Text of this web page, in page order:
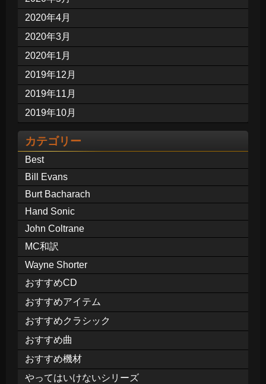
2020年4月
2020年3月
2020年1月
2019年12月
2019年11月
2019年10月
カテゴリー
Best
Bill Evans
Burt Bacharach
Hand Sonic
John Coltrane
MC和訳
Wayne Shorter
おすすめCD
おすすめアイテム
おすすめクラシック
おすすめ曲
おすすめ機材
やってはいけないシリーズ